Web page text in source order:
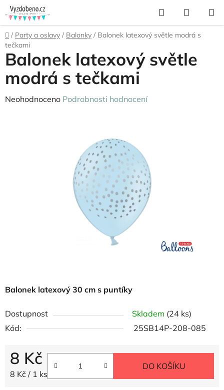
Přejít
na
obsah
Hledat
KOŠÍK
Domů
/ Party a oslavy / Balonky / Balonek latexový světle modrá s
tečkami
Balonek latexový 30 cm s puntíky
Dostupnost Skladem (24 ks)
Kód:
25SB14P-208-085
8 Kč
Měrná cena:
8 Kč / 1 ks
DO KOŠÍKU
Balonek latexový světle
modrá s tečkami
Průměrné
Neohodnoceno Podrobnosti hodnocení